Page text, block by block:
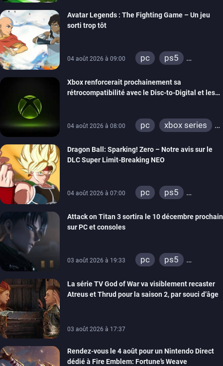
Avatar Legends : The Fighting Game – Un jeu
sorti trop tôt
04 août 2026 à 09:00 pc
ps5
switch
switch 2
Xbox renforcerait prochainement sa
rétrocompatibilité avec le Disc-to-Digital et les
04 août 2026 à 08:00 pc
xbox series
xbox 360
Dragon Ball: Sparking! Zero – Notre avis sur le
DLC Super Limit-Breaking NEO
04 août 2026 à 07:00 pc
ps5
Attack on Titan 3 sortira le 10 décembre prochain
sur PC et consoles
03 août 2026 à 19:33 pc
ps5
switch 2
La série TV God of War va visiblement recaster
Atreus et Thrud pour la saison 2, par souci d’âge
03 août 2026 à 17:37
Rendez-vous le 4 août pour un Nintendo Direct
dédié à Fire Emblem: Fortune’s Weave